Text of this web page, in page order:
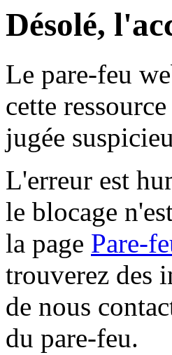
Désolé,
Le pare-feu
cette
jugée
L'erreur est
le blocage
la page Pare-
trouverez des
de nous
du pare-feu.